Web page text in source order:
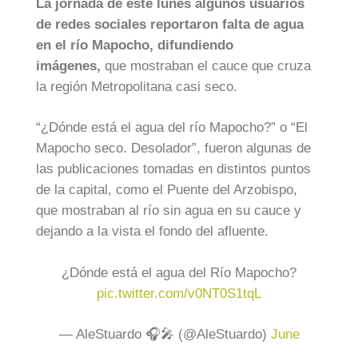
La jornada de este lunes algunos usuarios
de redes sociales reportaron falta de agua
en el río Mapocho, difundiendo
imágenes, que mostraban el cauce que cruza
la región Metropolitana casi seco.
“¿Dónde está el agua del río Mapocho?” o “El
Mapocho seco. Desolador”, fueron algunas de
las publicaciones tomadas en distintos puntos
de la capital, como el Puente del Arzobispo,
que mostraban al río sin agua en su cauce y
dejando a la vista el fondo del afluente.
¿Dónde está el agua del Río Mapocho?
pic.twitter.com/v0NT0S1tqL
— AleStuardo 🎧🎤 (@AleStuardo) June